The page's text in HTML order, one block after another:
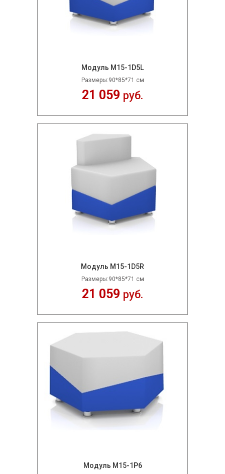
Модуль M15-1D5L
Размеры:90*85*71 см
21 059 руб.
Модуль M15-1D5R
Размеры:90*85*71 см
21 059 руб.
Модуль M15-1P6